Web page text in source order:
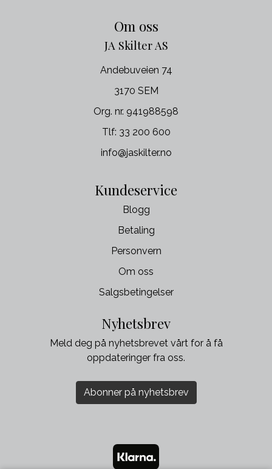
Om oss
JA Skilter AS
Andebuveien 74
3170 SEM
Org. nr. 941988598
Tlf: 33 200 600
info@jaskilter.no
Kundeservice
Blogg
Betaling
Personvern
Om oss
Salgsbetingelser
Nyhetsbrev
Meld deg på nyhetsbrevet vårt for å få
oppdateringer fra oss.
Abonner på nyhetsbrev